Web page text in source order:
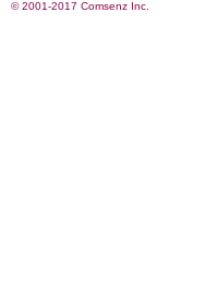
© 2001-2017 Comsenz Inc.